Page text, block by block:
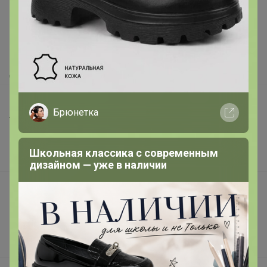
Как здесь все устроено?
Как сделать заказ?
Как получить?
Доставка
Шоурумы
Торговые марки
Наша команда
В наличии
Реклама на сайте
Поставщикам
Вакансии
Брюнетка
Школьная классика с современным
дизайном — уже в наличии